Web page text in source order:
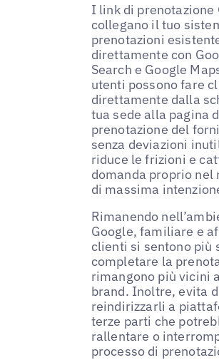
I link di prenotazione
collegano il tuo
prenotazioni
direttamente con
Search e Google
utenti possono fare
direttamente dalla
tua sede alla pagina
prenotazione del
senza deviazioni
riduce le frizioni e
domanda proprio nel
di massima
Rimanendo
Google, familiare e
clienti si sentono più
completare la
rimangono più vicini
brand. Inoltre, evita
reindirizzarli a
terze parti che
rallentare o
processo di